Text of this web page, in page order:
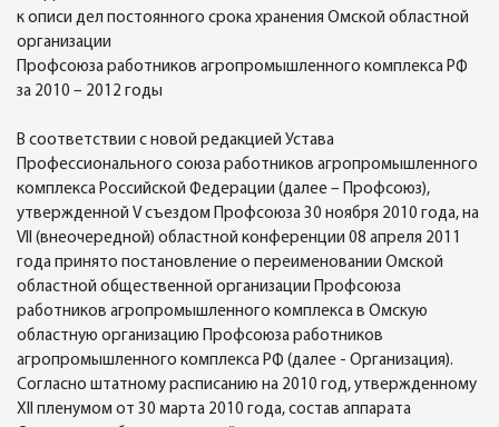
к описи дел постоянного срока хранения Омской областной
организации
Профсоюза работников агропромышленного комплекса РФ
за 2010 – 2012 годы
В соответствии с новой редакцией Устава
Профессионального союза работников агропромышленного
комплекса Российской Федерации (далее – Профсоюз),
утвержденной V съездом Профсоюза 30 ноября 2010 года, на
VII (внеочередной) областной конференции 08 апреля 2011
года принято постановление о переименовании Омской
областной общественной организации Профсоюза
работников агропромышленного комплекса в Омскую
областную организацию Профсоюза работников
агропромышленного комплекса РФ (далее - Организация).
Согласно штатному расписанию на 2010 год, утвержденному
XII пленумом от 30 марта 2010 года, состав аппарата